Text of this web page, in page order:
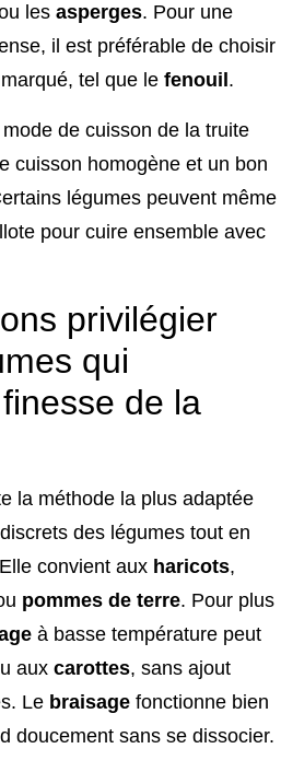
les asperges. Pour une
il est préférable de choisir
tel que le fenouil .
de cuisson de la truite
cuisson homogène et un bon
légumes peuvent même
pour cuire ensemble avec
privilégier
qui
de la
la méthode la plus adaptée
des légumes tout en
convient aux haricots,
pommes de terre. Pour plus
à basse température peut
aux carottes, sans ajout
Le braisage fonctionne bien
doucement sans se dissocier.